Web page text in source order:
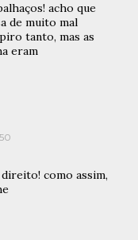
acho que
de muito mal
tanto, mas as
eram
como assim,